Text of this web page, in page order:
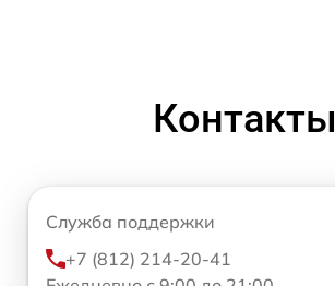
Контакты
Служба поддержки
+7 (812) 214-20-41